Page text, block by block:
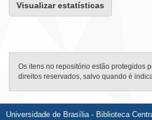
Visualizar estatísticas
Os itens no repositório estão protegidos
direitos reservados, salvo quando é
Universidade de Brasília - Biblioteca